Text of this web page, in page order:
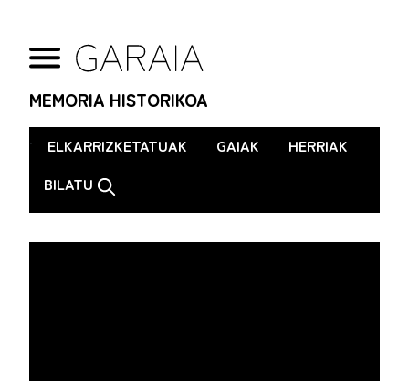
MEMORIA HISTORIKOA
. ELKARRIZKETATUAK GAIAK
HERRIAK
BILATU